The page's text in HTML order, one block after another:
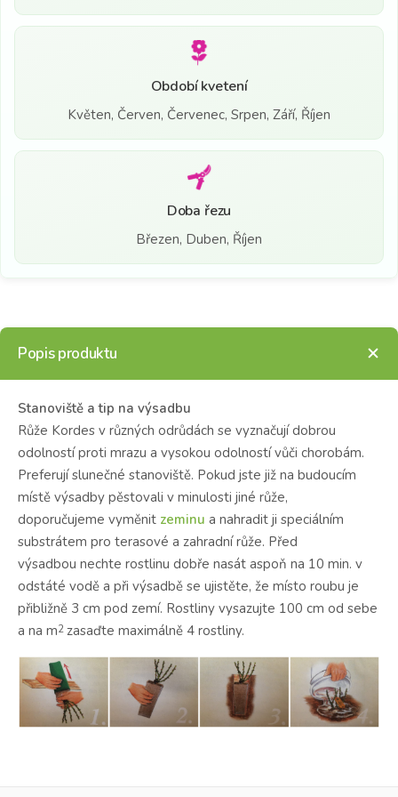
Období kvetení
Květen, Červen, Červenec, Srpen, Září, Říjen
Doba řezu
Březen, Duben, Říjen
Popis produktu
Stanoviště a tip na výsadbu
Růže Kordes v různých odrůdách se vyznačují dobrou
odolností proti mrazu a vysokou odolností vůči chorobám.
Preferují slunečné stanoviště. Pokud jste již na budoucím
místě výsadby pěstovali v minulosti jiné růže,
doporučujeme vyměnit zeminu a nahradit ji speciálním
substrátem pro terasové a zahradní růže. Před
výsadbou nechte rostlinu dobře nasát aspoň na 10 min. v
odstáté vodě a při výsadbě se ujistěte, že místo roubu je
přibližně 3 cm pod zemí. Rostliny vysazujte 100 cm od sebe
a na m2 zasaďte maximálně 4 rostliny.